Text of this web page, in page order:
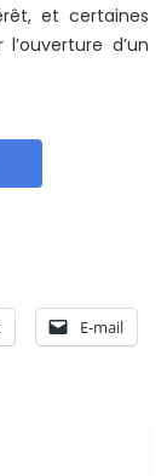
et certaines
d’un
E-mail